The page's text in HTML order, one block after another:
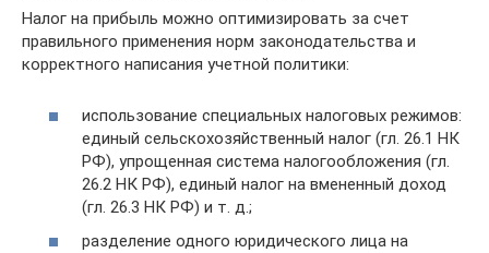
Налог на прибыль можно оптимизировать за счет
правильного применения норм законодательства и
корректного написания учетной политики:
использование специальных налоговых режимов:
единый сельскохозяйственный налог (гл. 26.1 НК
РФ), упрощенная система налогообложения (гл.
26.2 НК РФ), единый налог на вмененный доход
(гл. 26.3 НК РФ) и т. д.;
разделение одного юридического лица на